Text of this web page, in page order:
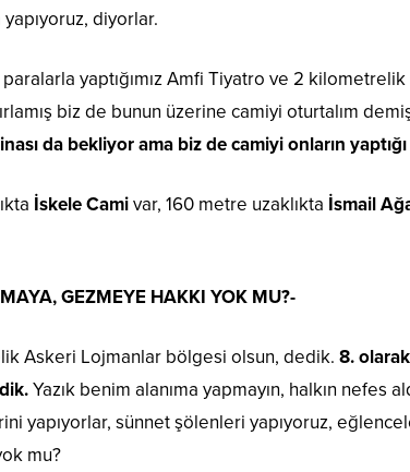
diyorlar.
yaptığımız Amfi Tiyatro ve 2 kilometrelik
biz de bunun üzerine camiyi oturtalım
da bekliyor ama biz de camiyi onların
İskele Camivar, 160 metre uzaklıkta İsmail
GEZMEYE HAKKI YOK MU?-
Askeri Lojmanlar bölgesi olsun, dedik. 8.
Yazık benim alanıma yapmayın, halkın nefes
yapıyorlar, sünnet şölenleri yapıyoruz,
mu?